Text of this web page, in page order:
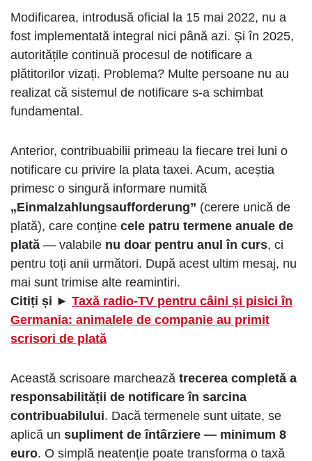
Modificarea, introdusă oficial la 15 mai 2022, nu a
fost implementată integral nici până azi. Și în 2025,
autoritățile continuă procesul de notificare a
plătitorilor vizați. Problema? Multe persoane nu au
realizat că sistemul de notificare s-a schimbat
fundamental.
Anterior, contribuabilii primeau la fiecare trei luni o
notificare cu privire la plata taxei. Acum, aceștia
primesc o singură informare numită
„Einmalzahlungsaufforderung” (cerere unică de
plată), care conține cele patru termene anuale de
plată — valabile nu doar pentru anul în curs, ci
pentru toți anii următori. După acest ultim mesaj, nu
mai sunt trimise alte reamintiri.
Citiți și ► Taxă radio-TV pentru câini și pisici în
Germania: animalele de companie au primit
scrisori de plată
Această scrisoare marchează trecerea completă a
responsabilității de notificare în sarcina
contribuabilului. Dacă termenele sunt uitate, se
aplică un supliment de întârziere — minimum 8
euro. O simplă neatenție poate transforma o taxă